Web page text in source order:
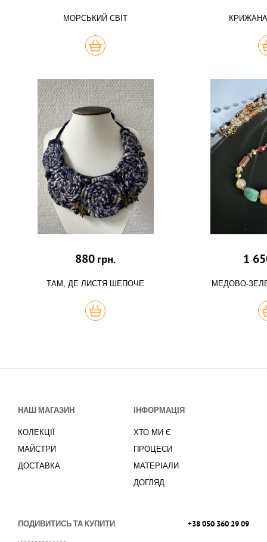
МОРСЬКИЙ СВІТ
КУПИТЬ
880 грн.
ТАМ, ДЕ ЛИСТЯ ШЕПОЧЕ
КУПИТЬ
1
МЕДОВО-
НАШ МАГАЗИН
КОЛЕКЦІЇ
МАЙСТРИ
ДОСТАВКА
ІНФОРМАЦІЯ
ХТО МИ Є
ПРОЦЕСИ
МАТЕРІАЛИ
ДОГЛЯД
ПОДИВИТИСЬ ТА КУПИТИ +38 050 360 29 09